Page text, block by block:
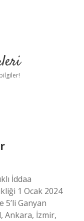
İddaa
1 Ocak 2024
5’li Ganyan
Ankara, İzmir,